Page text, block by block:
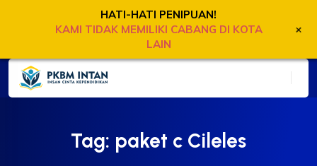
Tag: paket c Cileles
HATI-HATI PENIPUAN!
KAMI TIDAK MEMILIKI CABANG DI KOTA
LAIN
+